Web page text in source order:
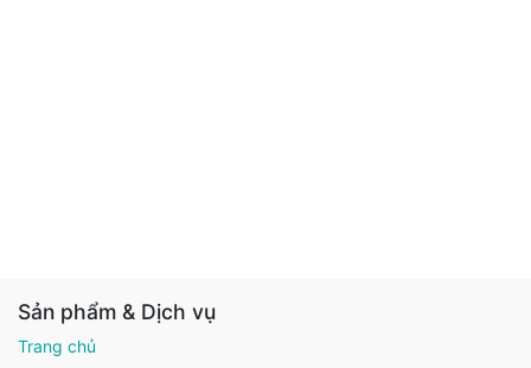
Sản phẩm & Dịch vụ
Trang chủ